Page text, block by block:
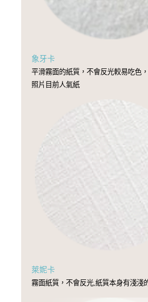
象牙卡
平滑霧面的紙質，不會反光較易吃色
照片目前人氣紙
萊妮卡
霧面紙質，不會反光,紙質本身有淺淺